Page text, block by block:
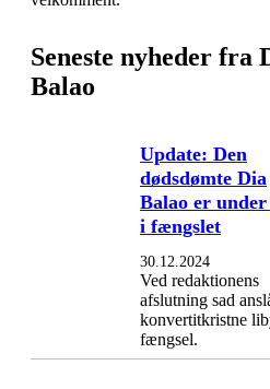
Seneste nyheder fra
Balao
Update: Den
dødsdømte Dia
Balao er under
i fængslet
30.12.2024
Ved redaktionens
afslutning sad
konvertitkristne
fængsel.